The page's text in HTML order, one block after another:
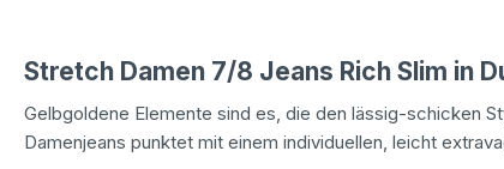
Stretch Damen 7/8 Jeans Rich Slim in
Gelbgoldene Elemente sind es, die den lässig-schicken
Damenjeans punktet mit einem individuellen, leicht